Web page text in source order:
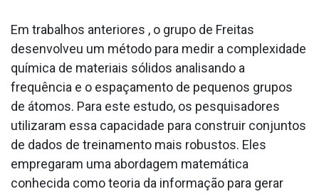
Em trabalhos anteriores , o grupo de Freitas
desenvolveu um método para medir a complexidade
química de materiais sólidos analisando a
frequência e o espaçamento de pequenos grupos
de átomos. Para este estudo, os pesquisadores
utilizaram essa capacidade para construir conjuntos
de dados de treinamento mais robustos. Eles
empregaram uma abordagem matemática
conhecida como teoria da informação para gerar